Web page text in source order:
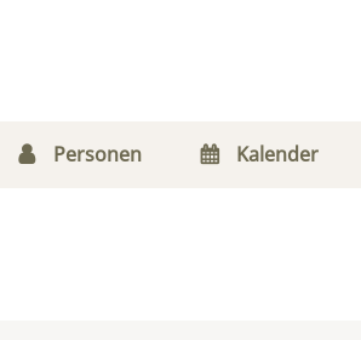
Personen Kalender